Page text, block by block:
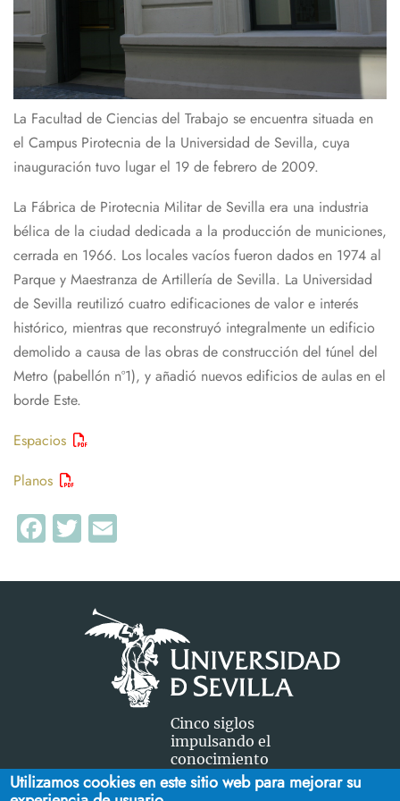
La Facultad de Ciencias del Trabajo se encuentra situada en
el Campus Pirotecnia de la Universidad de Sevilla, cuya
inauguración tuvo lugar el 19 de febrero de 2009.
La Fábrica de Pirotecnia Militar de Sevilla era una industria
bélica de la ciudad dedicada a la producción de municiones,
cerrada en 1966. Los locales vacíos fueron dados en 1974 al
Parque y Maestranza de Artillería de Sevilla. La Universidad
de Sevilla reutilizó cuatro edificaciones de valor e interés
histórico, mientras que reconstruyó integralmente un edificio
demolido a causa de las obras de construcción del túnel del
Metro (pabellón nº1), y añadió nuevos edificios de aulas en el
borde Este.
Espacios
Planos
Facebook
Twitter
Cinco siglos
impulsando el
conocimiento
Utilizamos cookies en este sitio web para mejorar su